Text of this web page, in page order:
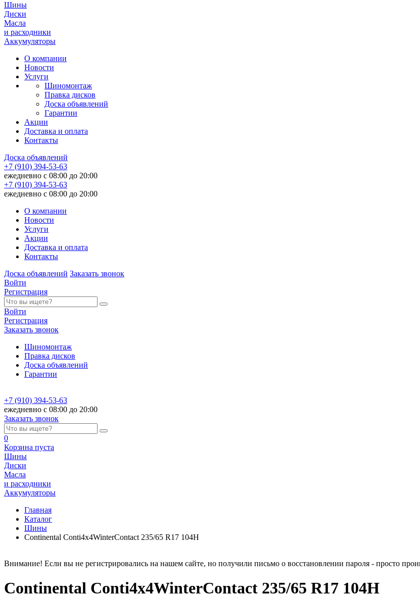
Шины
Диски
Масла
и расходники
Аккумуляторы
О компании
Новости
Услуги
Шиномонтаж
Правка дисков
Доска объявлений
Гарантии
Акции
Доставка и оплата
Контакты
Доска объявлений
+7 (910) 394-53-63
ежедневно с 08:00 до 20:00
+7 (910) 394-53-63
ежедневно с 08:00 до 20:00
О компании
Новости
Услуги
Акции
Доставка и оплата
Контакты
Доска объявлений Заказать звонок
Войти
Регистрация
Войти
Регистрация
Заказать звонок
Шиномонтаж
Правка дисков
Доска объявлений
Гарантии
+7 (910) 394-53-63
ежедневно с 08:00 до 20:00
Заказать звонок
0
Корзина пуста
Шины
Диски
Масла
и расходники
Аккумуляторы
Главная
Каталог
Шины
Continental Conti4x4WinterContact 235/65 R17 104H
Внимание! Если вы не регистрировались на нашем сайте, но получили письмо о восстановлении пароля - просто
Continental Conti4x4WinterContact 235/65 R17 104H